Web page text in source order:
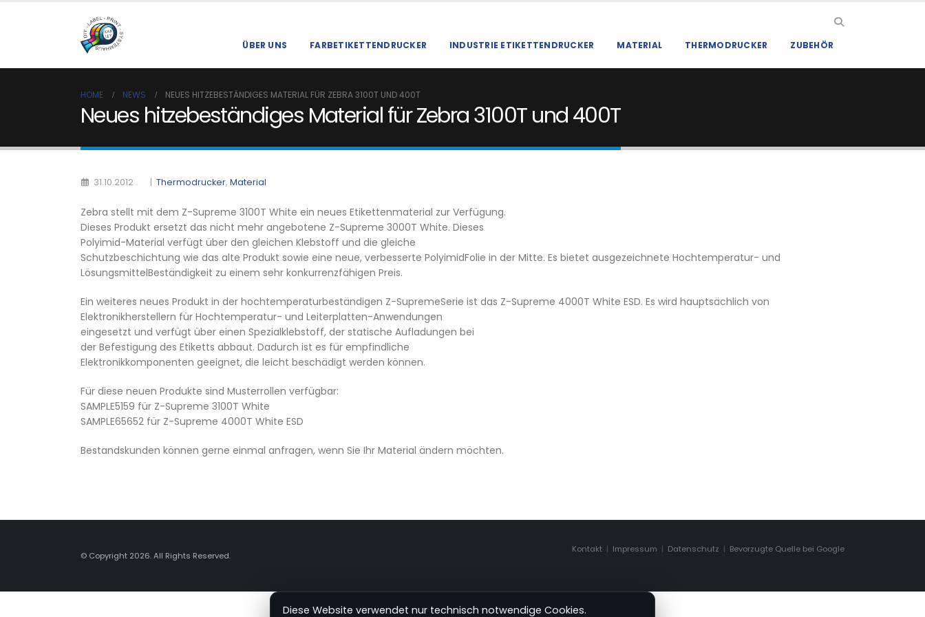
ÜBER UNS FARBETIKETTENDRUCKER INDUSTRIE ETIKETTENDRUCKER MATERIAL THERMODRUCKER ZUBEHÖR
HOME NEWS NEUES HITZEBESTÄNDIGES MATERIAL FÜR ZEBRA 3100T UND 400T
Neues hitzebeständiges Material für Zebra 3100T und 400T
31.10.2012 | Thermodrucker, Material
Zebra stellt mit dem Z-Supreme 3100T White ein neues Etikettenmaterial zur Verfügung.
Dieses Produkt ersetzt das nicht mehr angebotene Z-Supreme 3000T White. Dieses
Polyimid-Material verfügt über den gleichen Klebstoff und die gleiche
Schutzbeschichtung wie das alte Produkt sowie eine neue, verbesserte PolyimidFolie in der Mitte. Es bietet ausgezeichnete Hochtemperatur- und
LösungsmittelBeständigkeit zu einem sehr konkurrenzfähigen Preis.
Ein weiteres neues Produkt in der hochtemperaturbeständigen Z-SupremeSerie ist das Z-Supreme 4000T White ESD. Es wird hauptsächlich von
Elektronikherstellern für Hochtemperatur- und Leiterplatten-Anwendungen
eingesetzt und verfügt über einen Spezialklebstoff, der statische Aufladungen bei
der Befestigung des Etiketts abbaut. Dadurch ist es für empfindliche
Elektronikkomponenten geeignet, die leicht beschädigt werden können.
Für diese neuen Produkte sind Musterrollen verfügbar:
SAMPLE5159 für Z-Supreme 3100T White
SAMPLE65652 für Z-Supreme 4000T White ESD
Bestandskunden können gerne einmal anfragen, wenn Sie Ihr Material ändern möchten.
© Copyright 2026. All Rights Reserved.
Kontakt | Impressum | Datenschutz | Bevorzugte Quelle bei Google
Diese Website verwendet nur technisch notwendige Cookies.